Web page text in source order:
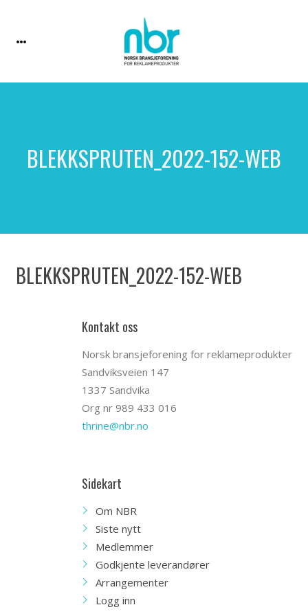
BLEKKSPRUTEN_2022-152-WEB
BLEKKSPRUTEN_2022-152-WEB
Kontakt oss
Norsk bransjeforening for reklameprodukter
Sandviksveien 147
1337 Sandvika
Org nr 989 433 016
thrine@nbr.no
Sidekart
Om NBR
Siste nytt
Medlemmer
Godkjente leverandører
Arrangementer
Logg inn